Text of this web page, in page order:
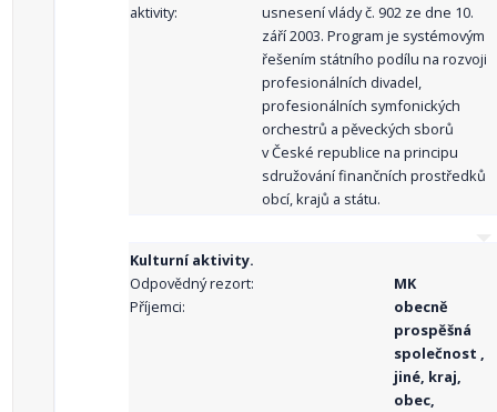
aktivity:
usnesení vlády č. 902 ze dne 10.
září 2003. Program je systémovým
řešením státního podílu na rozvoji
profesionálních divadel,
profesionálních symfonických
orchestrů a pěveckých sborů
v České republice na principu
sdružování finančních prostředků
obcí, krajů a státu.
Kulturní aktivity.
Odpovědný rezort:
MK
Příjemci:
obecně
prospěšná
společnost ,
jiné, kraj,
obec,